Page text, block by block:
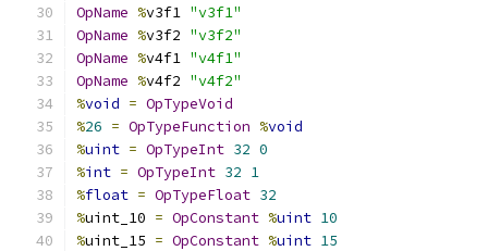
OpName %v3f1 "v3f1"
OpName %v3f2 "v3f2"
OpName %v4f1 "v4f1"
OpName %v4f2 "v4f2"
%void = OpTypeVoid
%26 = OpTypeFunction %void
%uint = OpTypeInt 32 0
%int = OpTypeInt 32 1
%float = OpTypeFloat 32
%uint_10 = OpConstant %uint 10
%uint_15 = OpConstant %uint 15